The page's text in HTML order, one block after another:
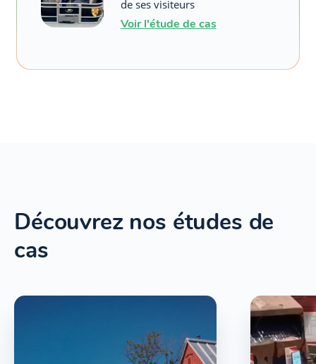
de ses visiteurs
Voir l'étude de cas
Découvrez nos études de
cas